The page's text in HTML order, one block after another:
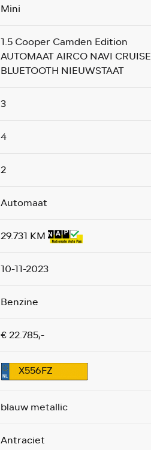
Mini
1.5 Cooper Camden Edition
AUTOMAAT AIRCO NAVI CRUISE
BLUETOOTH NIEUWSTAAT
3
4
2
Automaat
29.731 KM
10-11-2023
Benzine
€ 22.785,-
X556FZ
blauw metallic
Antraciet